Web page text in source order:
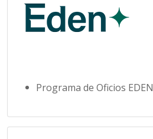
Programa de Oficios EDEN